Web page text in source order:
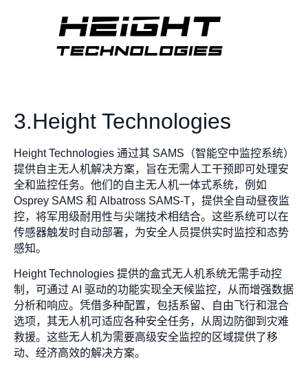
3.Height Technologies
Height Technologies 通过其 SAMS（智能空中监控系统）
提供自主无人机解决方案，旨在无需人工干预即可处理安
全和监控任务。他们的自主无人机一体式系统，例如
Osprey SAMS 和 Albatross SAMS-T，提供全自动昼夜监
控，将军用级耐用性与尖端技术相结合。这些系统可以在
传感器触发时自动部署，为安全人员提供实时监控和态势
感知。
Height Technologies 提供的盒式无人机系统无需手动控
制，可通过 AI 驱动的功能实现全天候监控，从而增强数据
分析和响应。凭借多种配置，包括系留、自由飞行和混合
选项，其无人机可适应各种安全任务，从周边防御到灾难
救援。这些无人机为需要高级安全监控的区域提供了移
动、经济高效的解决方案。